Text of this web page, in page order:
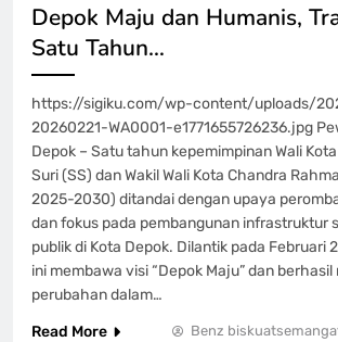
Depok Maju dan Humanis,
Satu Tahun…
https://sigiku.com/wp-content/uploads/
20260221-WA0001-e1771655726236.jpg
Depok – Satu tahun kepemimpinan Wali
Suri (SS) dan Wakil Wali Kota Chandra
2025-2030) ditandai dengan upaya
dan fokus pada pembangunan infrastruktur
publik di Kota Depok. Dilantik pada Februari
ini membawa visi “Depok Maju” dan
perubahan dalam…
Read More
Benz